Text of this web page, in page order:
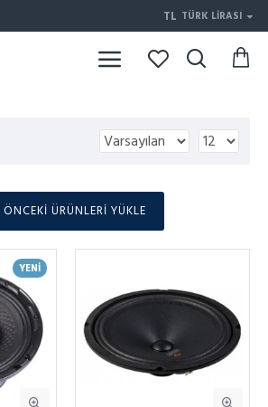
TL TÜRK LIRASI
ÖNCEKI ÜRÜNLERI YÜKLE
YENI